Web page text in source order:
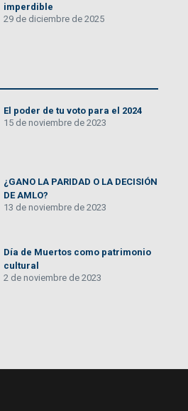
imperdible
29 de diciembre de 2025
El poder de tu voto para el 2024
15 de noviembre de 2023
¿GANO LA PARIDAD O LA DECISIÓN
DE AMLO?
13 de noviembre de 2023
Día de Muertos como patrimonio
cultural
2 de noviembre de 2023